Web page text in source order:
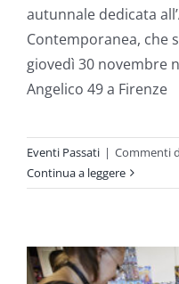
autunnale dedicata
Contemporanea, che
giovedì 30 novembre
Angelico 49 a Firenze
Eventi Passati | Commenti
Continua a leggere